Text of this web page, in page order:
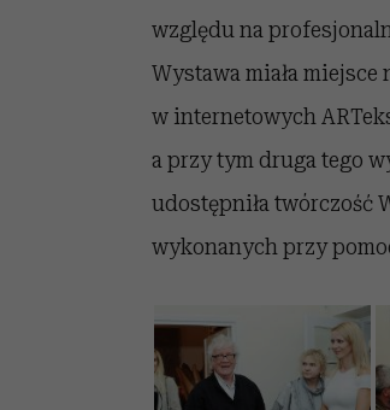
względu na
Wystawa miała
w internetowych
a przy tym druga tego
udostępniła twórczość
wykonanych przy